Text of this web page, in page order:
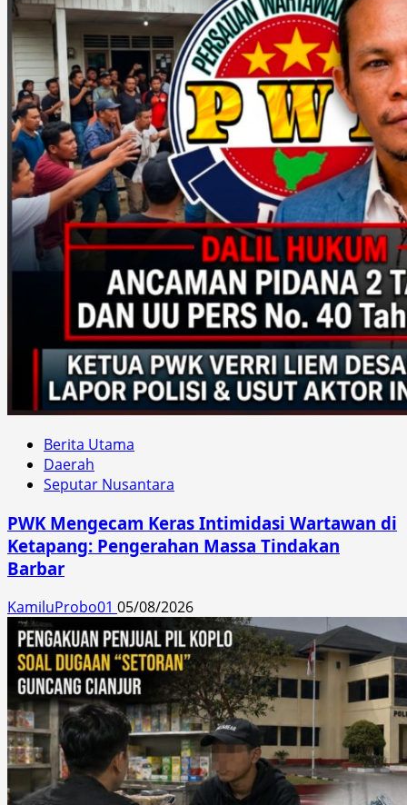
Berita Utama
Daerah
Seputar Nusantara
PWK Mengecam Keras Intimidasi Wartawan di
Ketapang: Pengerahan Massa Tindakan
Barbar
KamiluProbo01 05/08/2026